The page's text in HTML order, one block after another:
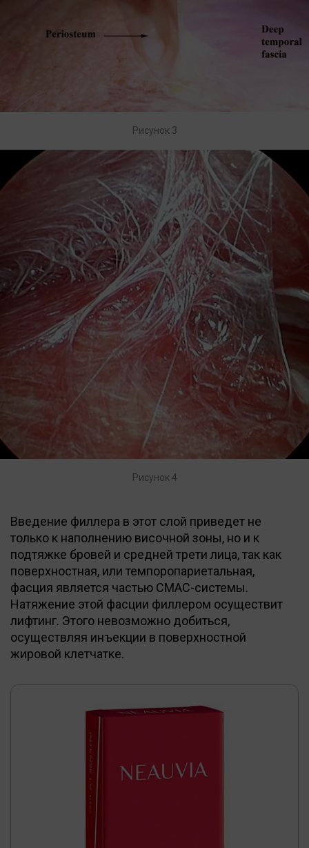
Рисунок 3
Рисунок 4
Введение филлера в этот слой приведет не
только к наполнению височной зоны, но и к
подтяжке бровей и средней трети лица, так как
поверхностная, или темпоропариетальная,
фасция является частью СМАС-системы.
Натяжение этой фасции филлером осуществит
лифтинг. Этого невозможно добиться,
осуществляя инъекции в поверхностной
жировой клетчатке.